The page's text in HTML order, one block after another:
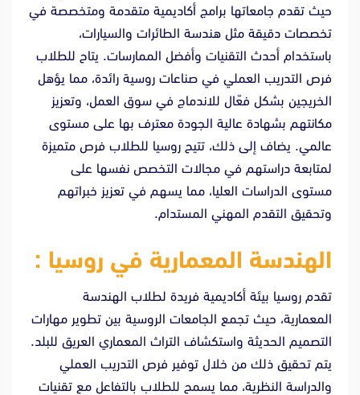
حيث تقدم جامعاتها برامج أكاديمية متقدمة ومتخصصة في
تخصصات دقيقة مثل هندسة الطائرات والسيارات،
باستخدام أحدث التقنيات وأفضل الممارسات. يتاح للطلاب
فرص التدريب العملي في صناعات روسية رائدة، مما يؤهل
الخريجين بشكل فعّال للاندماج في سوق العمل، وتعزيز
مكانتهم بشهادة عالية الجودة معترف بها على مستوى
عالمي. يضاف إلى ذلك، تتيح روسيا للطلاب فرص متميزة
لمتابعة دراستهم في مجالات التخصص نفسها على
مستوى الدراسات العليا، مما يسهم في تعزيز خبراتهم
وتحقيق التقدم المهني المستدام.
الهندسة المعمارية في روسيا :
تقدم روسيا بيئة أكاديمية فريدة لطلاب الهندسة
المعمارية، حيث تجمع الجامعات الروسية بين تطوير مهارات
التصميم الحديثة واستكشاف التراث المعماري العريق للبلد.
يتم تحقيق ذلك من خلال توفير فرص التدريب العملي
والدراسة النظرية، مما يسمح للطلاب بالتفاعل مع تقنيات